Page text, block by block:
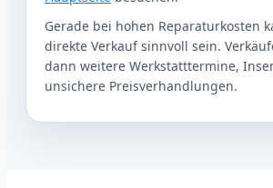
Gerade bei hohen Reparaturkosten
direkte Verkauf sinnvoll sein.
dann weitere Werkstatttermine,
unsichere Preisverhandlungen.